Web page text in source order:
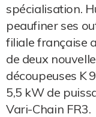
spécialisation.
peaufiner ses
filiale française
de deux
découpeuses K
5,5 kW de
Vari-Chain FR3.